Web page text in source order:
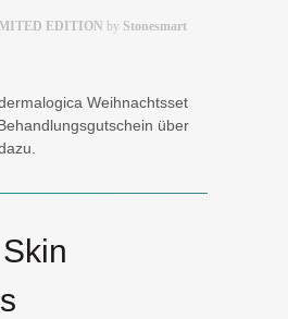
EDITION by Stonesmart
Weihnachtsset
über